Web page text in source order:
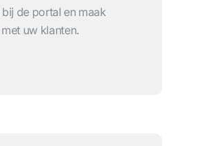
bij de portal en maak
uw klanten.